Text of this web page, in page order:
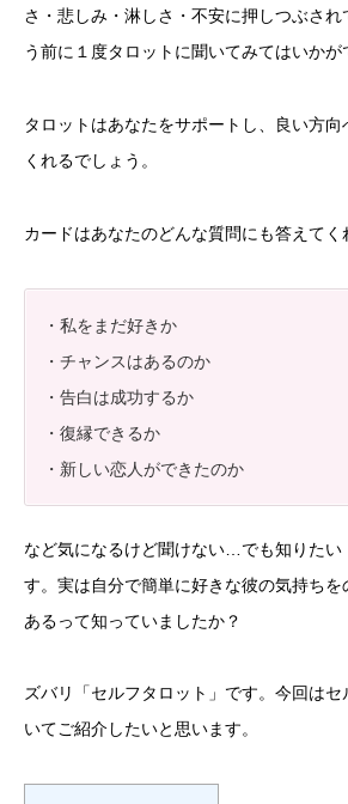
さ・悲しみ・淋しさ・不安に押しつぶされ
う前に１度タロットに聞いてみてはいかが
タロットはあなたをサポートし、良い方
くれるでしょう。
カードはあなたのどんな質問にも答えてく
・私をまだ好きか
・チャンスはあるのか
・告白は成功するか
・復縁できるか
・新しい恋人ができたのか
など気になるけど聞けない…でも知りたい
す。実は自分で簡単に好きな彼の気持ち
あるって知っていましたか？
ズバリ「セルフタロット」です。今回は
いてご紹介したいと思います。